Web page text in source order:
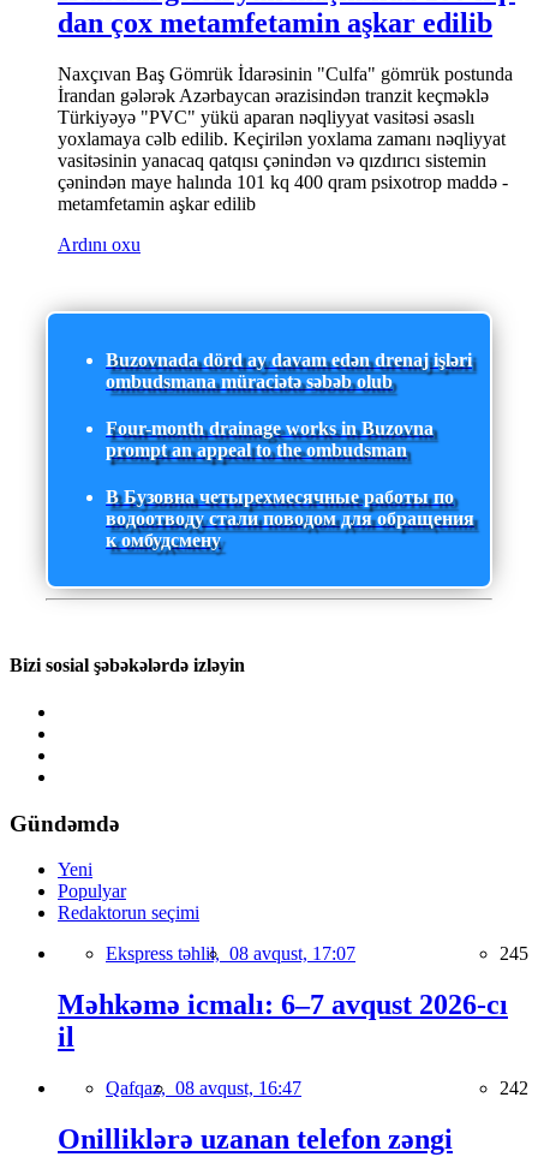
dan çox metamfetamin aşkar edilib
Naxçıvan Baş Gömrük İdarəsinin "Culfa" gömrük postunda
İrandan gələrək Azərbaycan ərazisindən tranzit keçməklə
Türkiyəyə "PVC" yükü aparan nəqliyyat vasitəsi əsaslı
yoxlamaya cəlb edilib. Keçirilən yoxlama zamanı nəqliyyat
vasitəsinin yanacaq qatqısı çənindən və qızdırıcı sistemin
çənindən maye halında 101 kq 400 qram psixotrop maddə -
metamfetamin aşkar edilib
Ardını oxu
Buzovnada dörd ay davam edən drenaj işləri
ombudsmana müraciətə səbəb olub
Four-month drainage works in Buzovna
prompt an appeal to the ombudsman
В Бузовна четырехмесячные работы по
водоотводу стали поводом для обращения
к омбудсмену
Bizi sosial şəbəkələrdə izləyin
Gündəmdə
Yeni
Populyar
Redaktorun seçimi
Ekspress təhlil, 08 avqust, 17:07 245
Məhkəmə icmalı: 6–7 avqust 2026-cı
il
Qafqaz, 08 avqust, 16:47 242
Onilliklərə uzanan telefon zəngi